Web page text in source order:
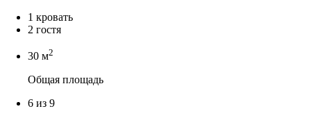
1 кровать
2 гостя
30 м2
Общая площадь
6 из 9